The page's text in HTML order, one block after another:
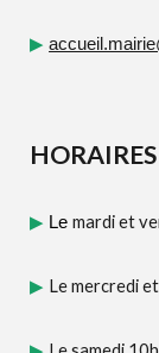
▶
HORAIRES
▶ Le mardi et
▶ Le mercredi